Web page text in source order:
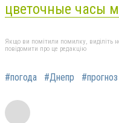
цветочные часы
Якщо ви помітили помилку, виділіть
повідомити про це редакцію
#погода #Днепр #прогноз